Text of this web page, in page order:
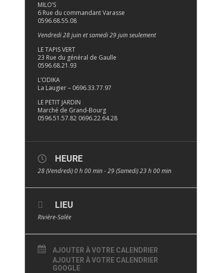
MILO’S
6 Rue du commandant Varasse
0596.68.55.08
Vendredi 28 juin et samedi 29 juin seulement
LE TAPIS VERT
23 Rue du général de Gaulle
0596.68.21.93
L’ODIKA
La Laugier – 0696.33.77.97
LE PETIT JARDIN
Marché de Grand-Bourg
0596.51.57.82 0696.22.64.28
HEURE
28 (Vendredi) 0 h 00 min - 29 (Samedi) 23 h 00 min
LIEU
Rivière-Salée
AJOUTER À VOTRE CALENDRIER
AJOUTER À VOTRE CALENDRIER
GOOGLE